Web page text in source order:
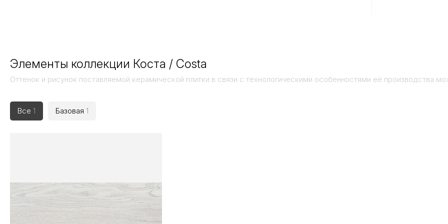
Элементы коллекции Коста / Costa
Оттенок и рисунок поставляемой керамической плитки в связи с технологическими особенностями её производства
Все 1 Базовая 1